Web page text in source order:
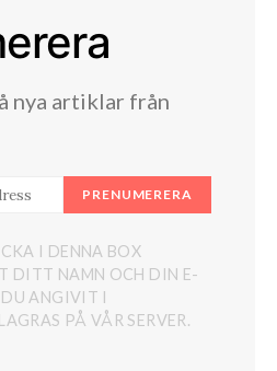
nya artiklar från
PRENUMERERA
I DENNA BOX
DITT NAMN OCH DIN E-
DU ANGIVIT I
PÅ VÅR SERVER.